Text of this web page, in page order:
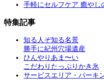
手軽にセルフケア 癒やし
特集記事
知る人ぞ知る名景
勝手に紀州穴場遺産
ひんやりあま〜い
こだわりたっぷりかき氷
サービスエリア・パーキ